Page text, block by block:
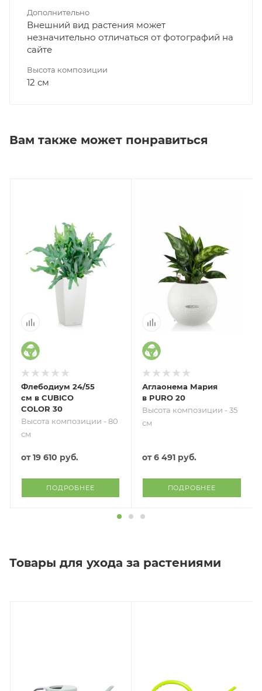
Дополнительно
Внешний вид растения может
незначительно отличаться от фотографий на
сайте
Высота композиции
12 см
Вам также может понравиться
Флебодиум 24/55
см в CUBICO
COLOR 30
Высота композиции - 80
см
от19 610 руб.
ПОДРОБНЕЕ
Аглаонема Мария
в PURO 20
Высота композиции - 35
см
от6 491 руб.
ПОДРОБНЕЕ
Товары для ухода за растениями